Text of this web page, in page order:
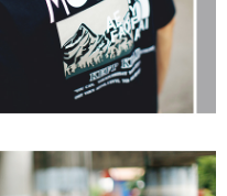
註冊。若發現惡意使用之情形，
使用額度並採取法律行動。